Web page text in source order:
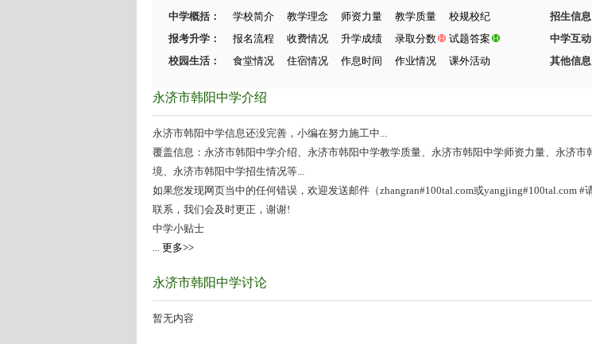
中学概括： 学校简介 教学理念 师资力量 教学质量 校规校纪 招生信息
报考升学：
报名流程 收费情况 升学成绩 录取分数 试题答案 中学互动
校园生活：
食堂情况 住宿情况 作息时间 作业情况 课外活动 其他信息
永济市韩阳中学介绍
永济市韩阳中学信息还没完善，小编在努力施工中...
覆盖信息：永济市韩阳中学介绍、永济市韩阳中学教学质量、永济市韩阳中学师资力量、永济市
境、永济市韩阳中学招生情况等...
如果您发现网页当中的任何错误，欢迎发送邮件（zhangran#100tal.com或yangjing#100tal.com #
联系，我们会及时更正，谢谢!
中学小贴士
... 更多>>
永济市韩阳中学讨论
暂无内容